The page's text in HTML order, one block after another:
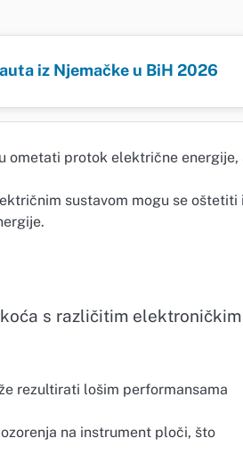
iz Njemačke u BiH 2026
ometati protok električne energije,
sustavom mogu se oštetiti
s različitim elektroničkim
rezultirati lošim performansama
na instrument ploči, što